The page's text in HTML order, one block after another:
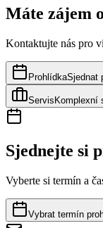
Máte zájem
Kontaktujte nás pro
ProhlídkaSjednat
Servis Komplexní
Sjednejte si
Vyberte si termín a
Vybrat termín